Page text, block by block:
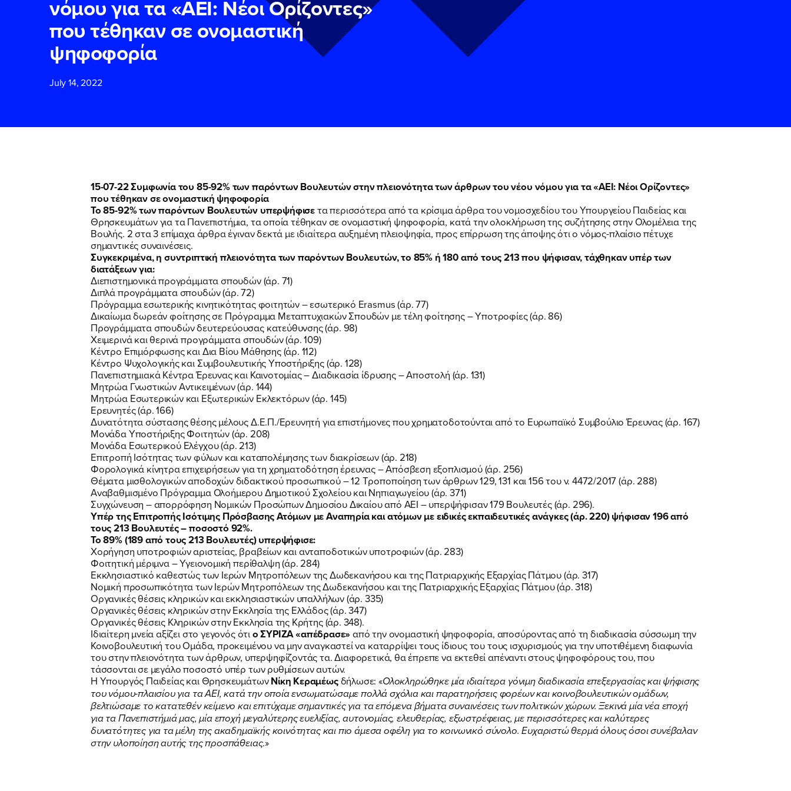
ΠΟΙΑ ΕΙΜΑΙ
ΕΡΓΟ
ΕΚΔΗΛΩΣΕΙΣ
ΝΕΑ
ΕΛΑ ΚΙ ΕΣΥ
FB IN TW YT LN VB TIKTOK
νόμου για τα «ΑΕΙ: Νέοι Ορίζοντες»
που τέθηκαν σε ονομαστική
ψηφοφορία
July 14, 2022
15-07-22 Συμφωνία του 85-92% των παρόντων Βουλευτών στην πλειονότητα των άρθρων του νέου νόμου για τα «ΑΕΙ: Νέοι Ορίζοντες»
που τέθηκαν σε ονομαστική ψηφοφορία
Το 85-92% των παρόντων Βουλευτών υπερψήφισετα περισσότερα από τα κρίσιμα άρθρα του νομοσχεδίου του Υπουργείου Παιδείας και
Θρησκευμάτων για τα Πανεπιστήμια, τα οποία τέθηκαν σε ονομαστική ψηφοφορία, κατά την ολοκλήρωση της συζήτησης στην Ολομέλεια της
Βουλής. 2 στα 3 επίμαχα άρθρα έγιναν δεκτά με ιδιαίτερα αυξημένη πλειοψηφία, προς επίρρωση της άποψης ότι ο νόμος-πλαίσιο πέτυχε
σημαντικές συναινέσεις.
Συγκεκριμένα, η συντριπτική πλειονότητα των παρόντων Βουλευτών, το 85% ή 180 από τους 213 που ψήφισαν, τάχθηκαν υπέρ των
διατάξεων για:
Διεπιστημονικά προγράμματα σπουδών (άρ. 71)
Διπλά προγράμματα σπουδών (άρ. 72)
Πρόγραμμα εσωτερικής κινητικότητας φοιτητών – εσωτερικό Erasmus (άρ. 77)
Δικαίωμα δωρεάν φοίτησης σε Πρόγραμμα Μεταπτυχιακών Σπουδών με τέλη φοίτησης – Υποτροφίες (άρ. 86)
Προγράμματα σπουδών δευτερεύουσας κατεύθυνσης (άρ. 98)
Χειμερινά και θερινά προγράμματα σπουδών (άρ. 109)
Κέντρο Επιμόρφωσης και Δια Βίου Μάθησης (άρ. 112)
Κέντρο Ψυχολογικής και Συμβουλευτικής Υποστήριξης (άρ. 128)
Πανεπιστημιακά Κέντρα Έρευνας και Καινοτομίας – Διαδικασία ίδρυσης – Αποστολή (άρ. 131)
Μητρώα Γνωστικών Αντικειμένων (άρ. 144)
Μητρώα Εσωτερικών και Εξωτερικών Εκλεκτόρων (άρ. 145)
Ερευνητές (άρ. 166)
Δυνατότητα σύστασης θέσης μέλους Δ.Ε.Π./Ερευνητή για επιστήμονες που χρηματοδοτούνται από το Ευρωπαϊκό Συμβούλιο Έρευνας (άρ. 167)
Μονάδα Υποστήριξης Φοιτητών (άρ. 208)
Μονάδα Εσωτερικού Ελέγχου (άρ. 213)
Επιτροπή Ισότητας των φύλων και καταπολέμησης των διακρίσεων (άρ. 218)
Φορολογικά κίνητρα επιχειρήσεων για τη χρηματοδότηση έρευνας – Απόσβεση εξοπλισμού (άρ. 256)
Θέματα μισθολογικών αποδοχών διδακτικού προσωπικού – 12 Τροποποίηση των άρθρων 129, 131 και 156 του ν. 4472/2017 (άρ. 288)
Αναβαθμισμένο Πρόγραμμα Ολοήμερου Δημοτικού Σχολείου και Νηπιαγωγείου (άρ. 371)
Συγχώνευση – απορρόφηση Νομικών Προσώπων Δημοσίου Δικαίου από ΑΕΙ – υπερψήφισαν 179 Βουλευτές (άρ. 296).
Υπέρ της Επιτροπής Ισότιμης Πρόσβασης Ατόμων με Αναπηρία και ατόμων με ειδικές εκπαιδευτικές ανάγκες (άρ. 220) ψήφισαν 196 από
τους 213 Βουλευτές – ποσοστό 92%.
Το 89% (189 από τους 213 Βουλευτές) υπερψήφισε:
Χορήγηση υποτροφιών αριστείας, βραβείων και ανταποδοτικών υποτροφιών (άρ. 283)
Φοιτητική μέριμνα – Υγειονομική περίθαλψη (άρ. 284)
Εκκλησιαστικό καθεστώς των Ιερών Μητροπόλεων της Δωδεκανήσου και της Πατριαρχικής Εξαρχίας Πάτμου (άρ. 317)
Νομική προσωπικότητα των Ιερών Μητροπόλεων της Δωδεκανήσου και της Πατριαρχικής Εξαρχίας Πάτμου (άρ. 318)
Οργανικές θέσεις κληρικών και εκκλησιαστικών υπαλλήλων (άρ. 335)
Οργανικές θέσεις κληρικών στην Εκκλησία της Ελλάδος (άρ. 347)
Οργανικές θέσεις Κληρικών στην Εκκλησία της Κρήτης (άρ. 348).
Ιδιαίτερη μνεία αξίζει στο γεγονός ότιο ΣΥΡΙΖΑ «απέδρασε» από την ονομαστική ψηφοφορία, αποσύροντας από τη διαδικασία σύσσωμη την
Κοινοβουλευτική του Ομάδα, προκειμένου να μην αναγκαστεί να καταρρίψει τους ίδιους του τους ισχυρισμούς για την υποτιθέμενη διαφωνία
του στην πλειονότητα των άρθρων, υπερψηφίζοντάς τα. Διαφορετικά, θα έπρεπε να εκτεθεί απέναντι στους ψηφοφόρους του, που
τάσσονται σε μεγάλο ποσοστό υπέρ των ρυθμίσεων αυτών.
Η Υπουργός Παιδείας και ΘρησκευμάτωνΝίκη Κεραμέωςδήλωσε: «Ολοκληρώθηκε μία ιδιαίτερα γόνιμη διαδικασία επεξεργασίας και ψήφισης
του νόμου-πλαισίου για τα ΑΕΙ, κατά την οποία ενσωματώσαμε πολλά σχόλια και παρατηρήσεις φορέων και κοινοβουλευτικών ομάδων,
βελτιώσαμε το κατατεθέν κείμενο και επιτύχαμε σημαντικές για τα επόμενα βήματα συναινέσεις των πολιτικών χώρων. Ξεκινά μία νέα εποχή
για τα Πανεπιστήμιά μας, μία εποχή μεγαλύτερης ευελιξίας, αυτονομίας, ελευθερίας, εξωστρέφειας, με περισσότερες και καλύτερες
δυνατότητες για τα μέλη της ακαδημαϊκής κοινότητας και πιο άμεσα οφέλη για το κοινωνικό σύνολο. Ευχαριστώ θερμά όλους όσοι συνέβαλαν
στην υλοποίηση αυτής της προσπάθειας.»
ΕΠΙΘΕΤΟ*
Αποδέχομαι την Πολιτική Προστασίας Προσωπικών Δεδομένωνκαι τους τους Όρους Χρήσης
του
δικτυακού τόπου του Πολιτικού Γραφείου της Βουλευτού Νίκης Κεραμέως
ΥΠΟΒΟΛΗ
ΕΠΙΘΕΤΟ*
Αποδέχομαι την Πολιτική Προστασίας Προσωπικών Δεδομένωνκαι τους τους Όρους Χρήσης
του
δικτυακού τόπου του Πολιτικού Γραφείου της Βουλευτού Νίκης Κεραμέως
ΥΠΟΒΟΛΗ